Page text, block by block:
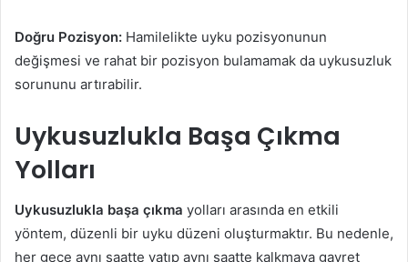
Doğru Pozisyon: Hamilelikte uyku pozisyonunun
değişmesi ve rahat bir pozisyon bulamamak da uykusuzluk
sorununu artırabilir.
Uykusuzlukla Başa Çıkma
Yolları
Uykusuzlukla başa çıkma yolları arasında en etkili
yöntem, düzenli bir uyku düzeni oluşturmaktır. Bu nedenle,
her gece aynı saatte yatıp aynı saatte kalkmaya gayret